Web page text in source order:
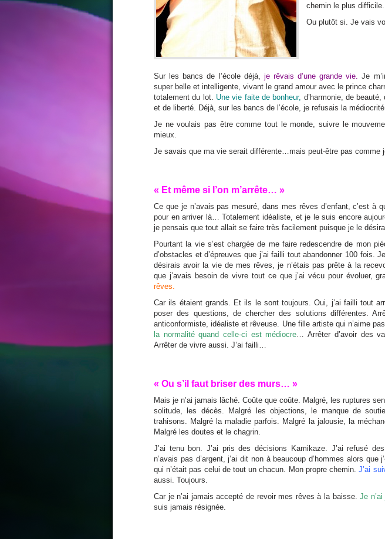
chemin le plus difficile.
Ou plutôt si. Je vais
Sur les bancs de l’école déjà, je rêvais d’une grande vie. Je
super belle et intelligente, vivant le grand amour avec le prince
totalement du lot. Une vie faite de bonheur, d’harmonie, de beauté,
et de liberté. Déjà, sur les bancs de l’école, je refusais la
Je ne voulais pas être comme tout le monde, suivre le
mieux.
Je savais que ma vie serait différente…mais peut-être pas comme
« Et même si l’on m’arrête… »
Ce que je n’avais pas mesuré, dans mes rêves d’enfant, c’est à
pour en arriver là… Totalement idéaliste, et je le suis encore
je pensais que tout allait se faire très facilement puisque je le
Pourtant la vie s’est chargée de me faire redescendre de mon
d’obstacles et d’épreuves que j’ai failli tout abandonner 100 fois.
désirais avoir la vie de mes rêves, je n’étais pas prête à la
que j’avais besoin de vivre tout ce que j’ai vécu pour évoluer,
rêves.
Car ils étaient grands. Et ils le sont toujours. Oui, j’ai failli tout
poser des questions, de chercher des solutions différentes.
anticonformiste, idéaliste et rêveuse. Une fille artiste qui n’aime
la normalité quand celle-ci est médiocre… Arrêter d’avoir des
Arrêter de vivre aussi. J’ai failli…
« Ou s’il faut briser des murs… »
Mais je n’ai jamais lâché. Coûte que coûte. Malgré, les ruptures
solitude, les décès. Malgré les objections, le manque de
trahisons. Malgré la maladie parfois. Malgré la jalousie, la
Malgré les doutes et le chagrin.
J’ai tenu bon. J’ai pris des décisions Kamikaze. J’ai refusé
n’avais pas d’argent, j’ai dit non à beaucoup d’hommes alors que
qui n’était pas celui de tout un chacun. Mon propre chemin.J’ai
aussi. Toujours.
Car je n’ai jamais accepté de revoir mes rêves à la baisse.Je
suis jamais résignée.